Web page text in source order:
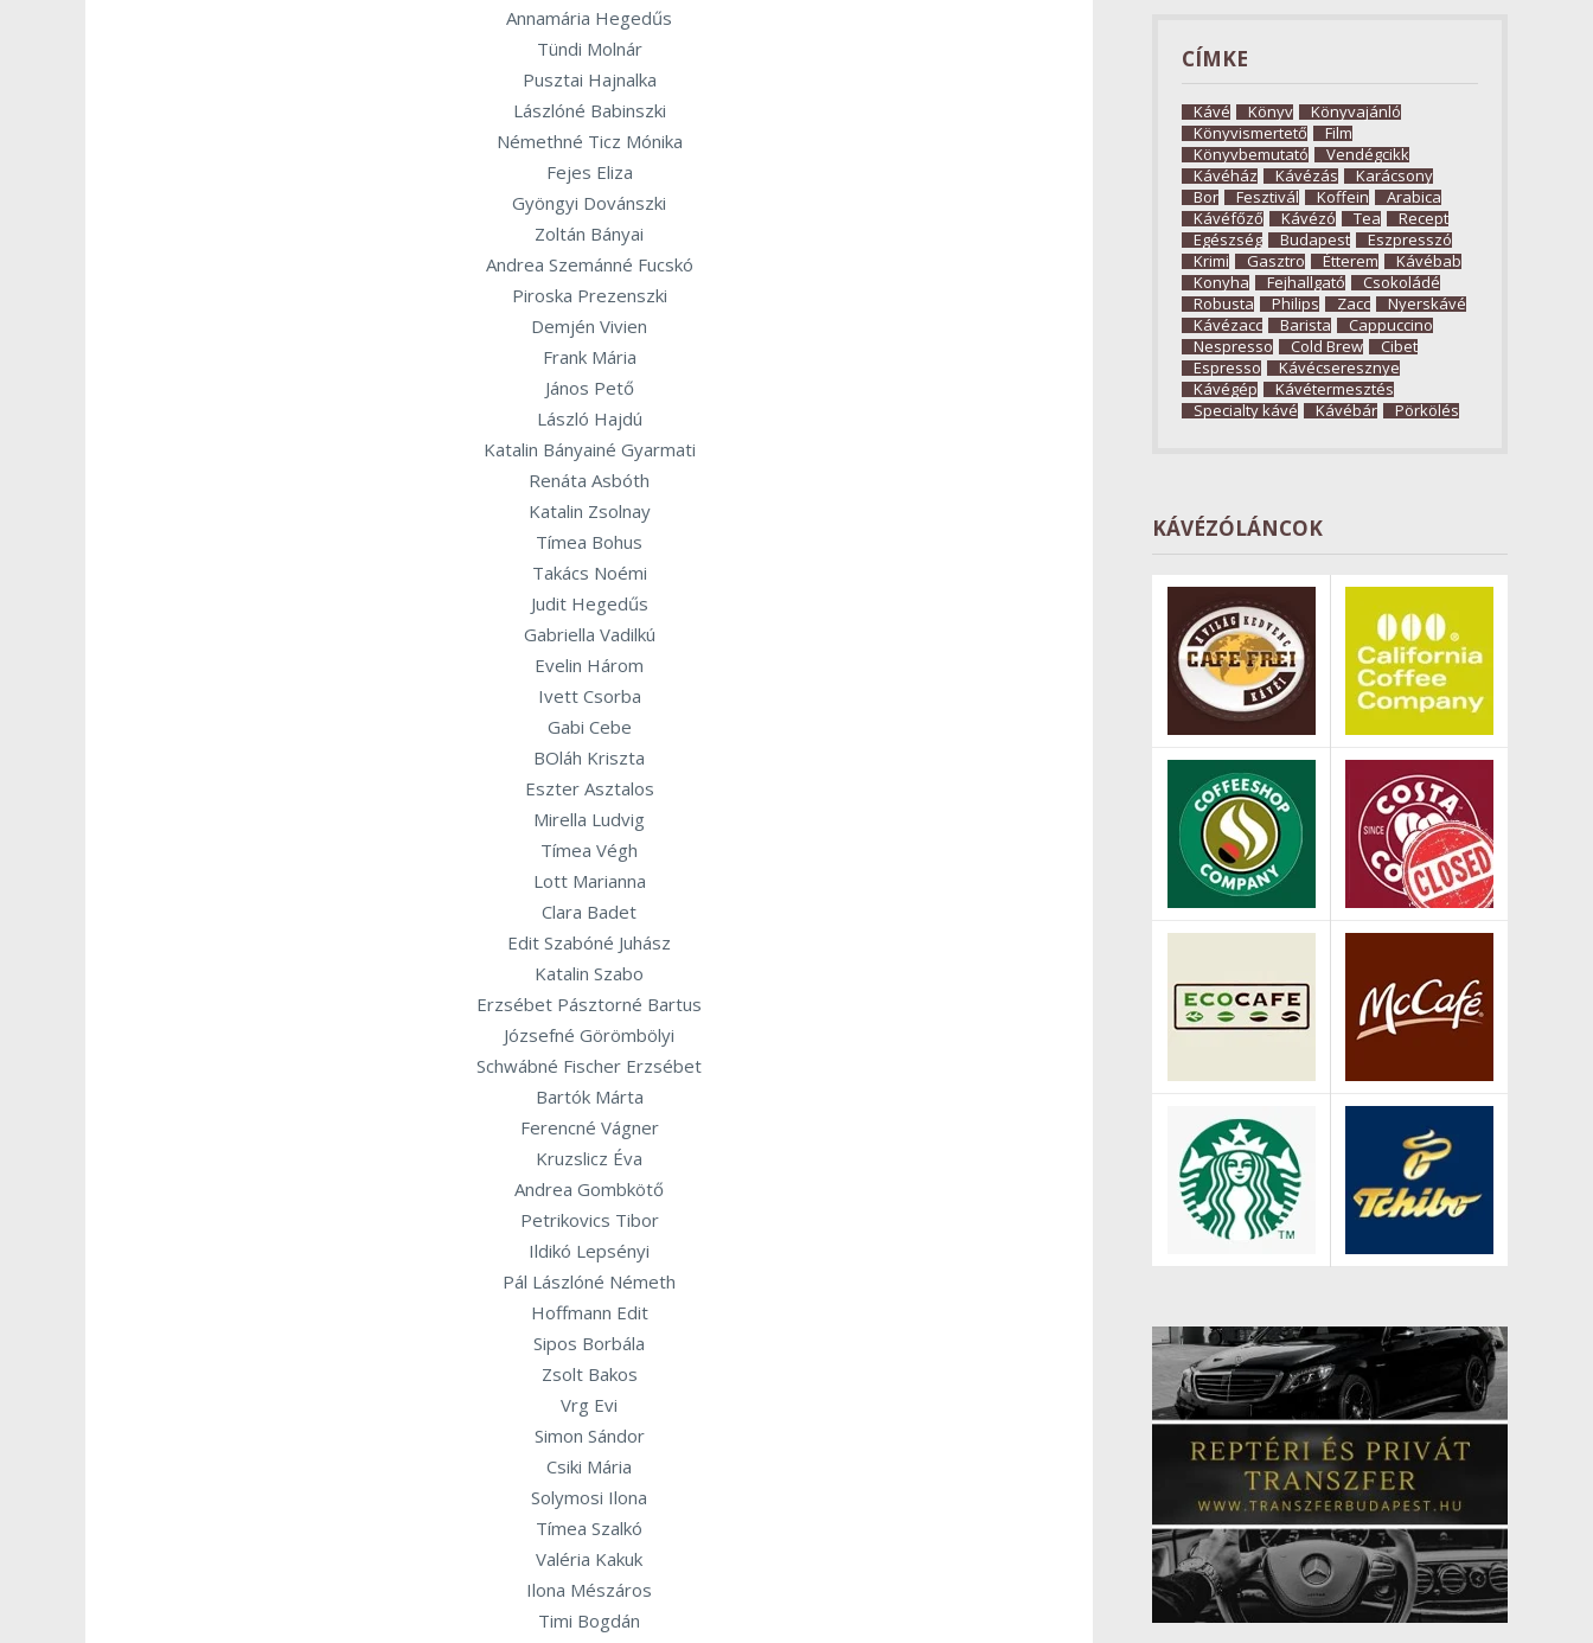
Annamária Hegedűs
Tündi Molnár
Pusztai Hajnalka
Lászlóné Babinszki
Némethné Ticz Mónika
Fejes Eliza
Gyöngyi Dovánszki
Zoltán Bányai
Andrea Szemánné Fucskó
Piroska Prezenszki
Demjén Vivien
Frank Mária
János Pető
László Hajdú
Katalin Bányainé Gyarmati
Renáta Asbóth
Katalin Zsolnay
Tímea Bohus
Takács Noémi
Judit Hegedűs
Gabriella Vadilkú
Evelin Három
Ivett Csorba
Gabi Cebe
BOláh Kriszta
Eszter Asztalos
Mirella Ludvig
Tímea Végh
Lott Marianna
Clara Badet
Edit Szabóné Juhász
Katalin Szabo
Erzsébet Pásztorné Bartus
Józsefné Görömbölyi
Schwábné Fischer Erzsébet
Bartók Márta
Ferencné Vágner
Kruzslicz Éva
Andrea Gombkötő
Petrikovics Tibor
Ildikó Lepsényi
Pál Lászlóné Németh
Hoffmann Edit
Sipos Borbála
Zsolt Bakos
Vrg Evi
Simon Sándor
Csiki Mária
Solymosi Ilona
Tímea Szalkó
Valéria Kakuk
Ilona Mészáros
Timi Bogdán
CÍMKE
Kávé Könyv
Könyvajánló
Könyvismertető
Film
Könyvbemutató
Vendégcikk
Kávéház
Kávézás
Karácsony
Bor
Fesztivál Koffein
Arabica
Kávéfőző
Kávézó Tea
Recept
Egészség
Budapest
Eszpresszó
Krimi
Gasztro Étterem
Kávébab
Konyha
Fejhallgató
Csokoládé
Robusta
Philips Zacc
Nyerskávé
Kávézacc
Barista
Cappuccino
Nespresso
Cold Brew
Cibet
Espresso
Kávécseresznye
Kávégép
Kávétermesztés
Specialty kávé
Kávébár Pörkölés
KÁVÉZÓLÁNCOK